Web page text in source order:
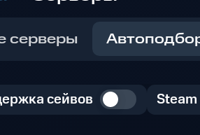
серверы
сейвов Steam